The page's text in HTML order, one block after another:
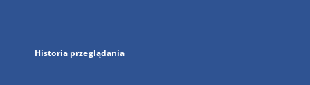
Historia przeglądania